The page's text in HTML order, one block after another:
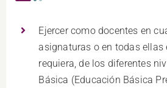
Ejercer como docentes en
asignaturas o en todas ellas
requiera, de los diferentes
Básica (Educación Básica